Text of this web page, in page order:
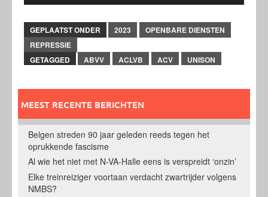
GEPLAATST ONDER 2023
OPENBARE DIENSTEN
REPRESSIE
GETAGGED
ABVV ACLVB ACV UNISON
MEEST RECENTE BERICHTEN
Belgen streden 90 jaar geleden reeds tegen het
oprukkende fascisme
Al wie het niet met N-VA-Halle eens is verspreidt ‘onzin’
Elke treinreiziger voortaan verdacht zwartrijder volgens
NMBS?